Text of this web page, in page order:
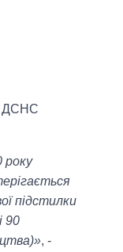
ДСНС
року
підстилки
90
, -